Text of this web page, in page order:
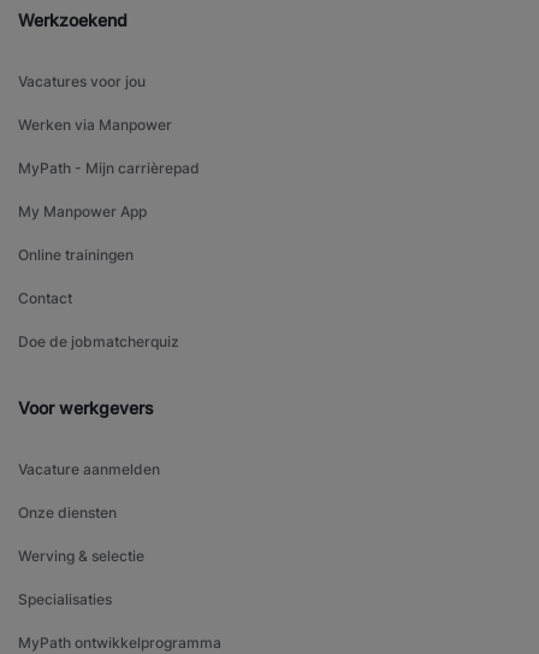
Werkzoekend
Vacatures voor jou
Werken via Manpower
MyPath - Mijn carrièrepad
My Manpower App
Online trainingen
Contact
Doe de jobmatcherquiz
Voor werkgevers
Vacature aanmelden
Onze diensten
Werving & selectie
Specialisaties
MyPath ontwikkelprogramma